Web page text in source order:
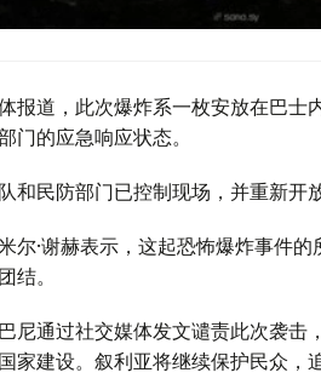
报道，此次爆炸系一枚安放在巴士
门的应急响应状态。
和民防部门已控制现场，并重新开
尔·谢赫表示，这起恐怖爆炸事件
结。
尼通过社交媒体发文谴责此次袭击
家建设。叙利亚将继续保护民众，